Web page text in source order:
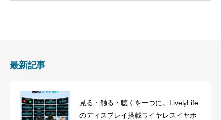
最新記事
見る・触る・聴くを一つに。LivelyLife
のディスプレイ搭載ワイヤレスイヤホ